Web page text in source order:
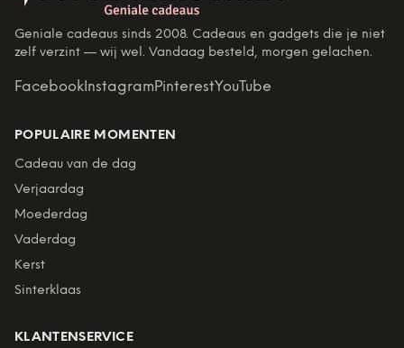
Geniale cadeaus sinds 2008. Cadeaus en gadgets die je niet
zelf verzint — wij wel. Vandaag besteld, morgen gelachen.
Facebook InstagramPinterestYouTube
POPULAIRE MOMENTEN
Cadeau van de dag
Verjaardag
Moederdag
Vaderdag
Kerst
Sinterklaas
KLANTENSERVICE